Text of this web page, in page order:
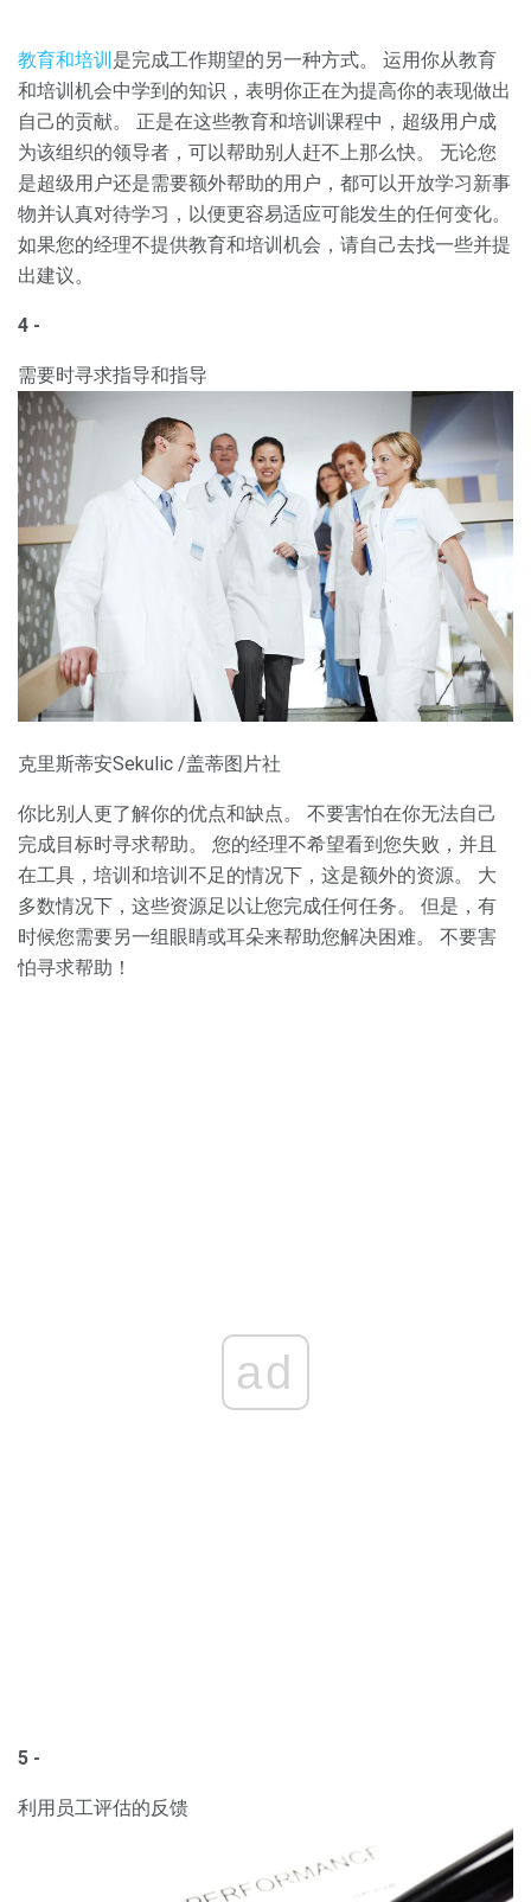
教育和培训 是完成工作期望的另一种方式。 运用你从教育
和培训机会中学到的知识，表明你正在为提高你的表现做出
自己的贡献。 正是在这些教育和培训课程中，超级用户成
为该组织的领导者，可以帮助别人赶不上那么快。 无论您
是超级用户还是需要额外帮助的用户，都可以开放学习新事
物并认真对待学习，以便更容易适应可能发生的任何变化。
如果您的经理不提供教育和培训机会，请自己去找一些并提
出建议。
4 -
需要时寻求指导和指导
克里斯蒂安Sekulic /盖蒂图片社
你比别人更了解你的优点和缺点。 不要害怕在你无法自己
完成目标时寻求帮助。 您的经理不希望看到您失败，并且
在工具，培训和培训不足的情况下，这是额外的资源。 大
多数情况下，这些资源足以让您完成任何任务。 但是，有
时候您需要另一组眼睛或耳朵来帮助您解决困难。 不要害
怕寻求帮助！
ad
5 -
利用员工评估的反馈